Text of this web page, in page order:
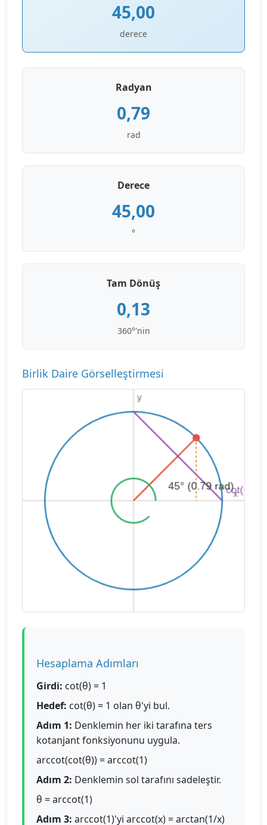
45,00
derece
Radyan
0,79
rad
Derece
45,00
°
Tam Dönüş
0,13
360°'nin
Birlik Daire Görselleştirmesi
Hesaplama Adımları
Girdi: cot(θ) = 1
Hedef: cot(θ) = 1 olan θ'yi bul.
Adım 1: Denklemin her iki tarafına ters
kotanjant fonksiyonunu uygula.
arccot(cot(θ)) = arccot(1)
Adım 2: Denklemin sol tarafını sadeleştir.
θ = arccot(1)
Adım 3: arccot(1)'yi arccot(x) = arctan(1/x)